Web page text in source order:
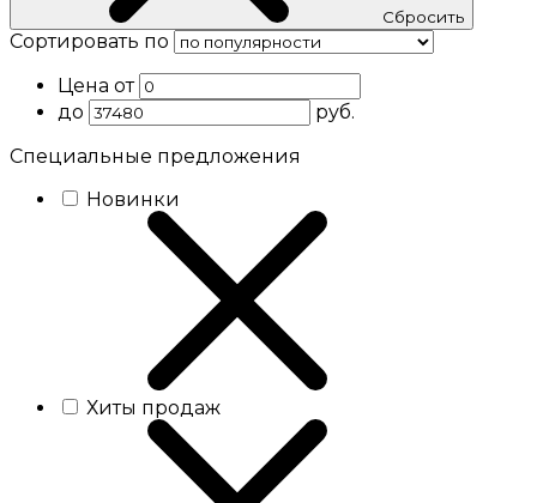
Cбросить
Сортировать по
Цена от
до
руб.
Специальные предложения
Новинки
Хиты продаж